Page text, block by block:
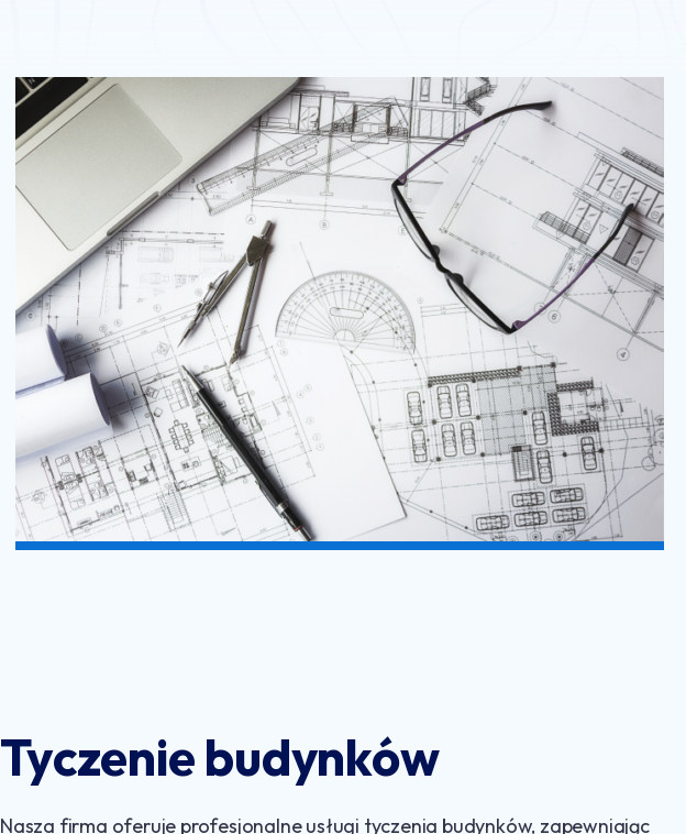
Tyczenie budynków
Nasza firma oferuje profesjonalne usługi tyczenia budynków, zapewniając